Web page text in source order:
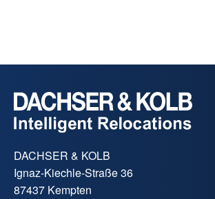
DACHSER & KOLB
Ignaz-Kiechle-Straße 36
87437 Kempten